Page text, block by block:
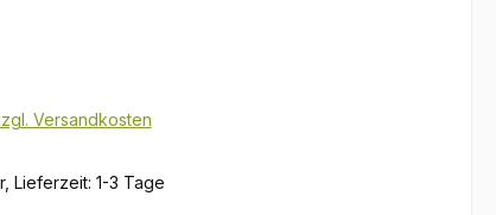
Versandkosten
Lieferzeit: 1-3 Tage